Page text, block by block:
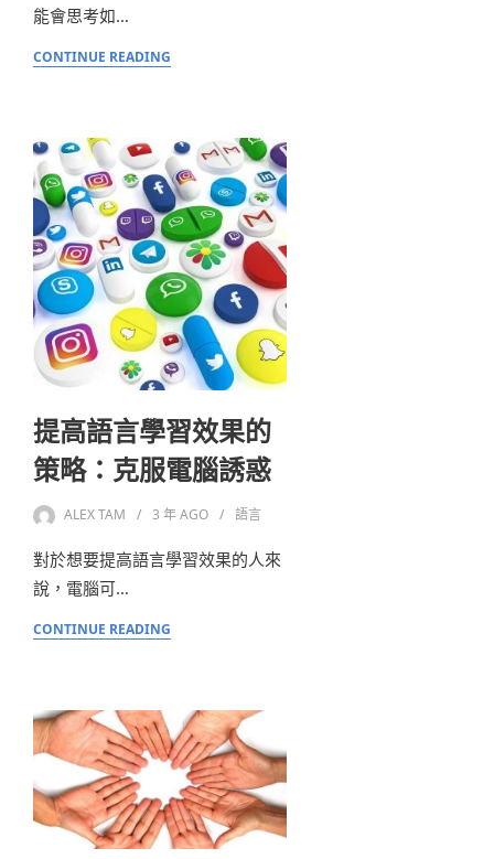
能會思考如…
CONTINUE READING
提高語言學習效果的
策略：克服電腦誘惑
ALEX TAM 3 年AGO 語言
對於想要提高語言學習效果的人來
說，電腦可…
CONTINUE READING